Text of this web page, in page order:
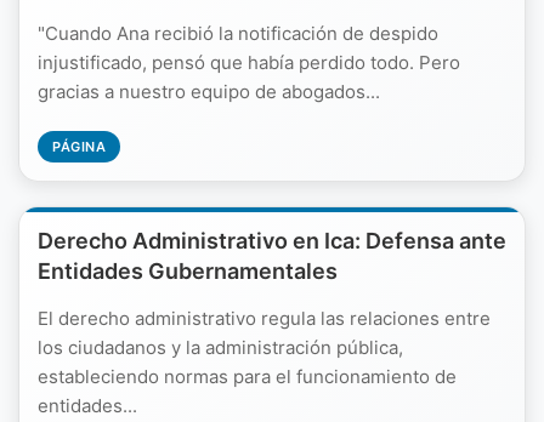
"Cuando Ana recibió la notificación de despido
injustificado, pensó que había perdido todo. Pero
gracias a nuestro equipo de abogados...
PÁGINA
Derecho Administrativo en Ica: Defensa ante
Entidades Gubernamentales
El derecho administrativo regula las relaciones entre
los ciudadanos y la administración pública,
estableciendo normas para el funcionamiento de
entidades...